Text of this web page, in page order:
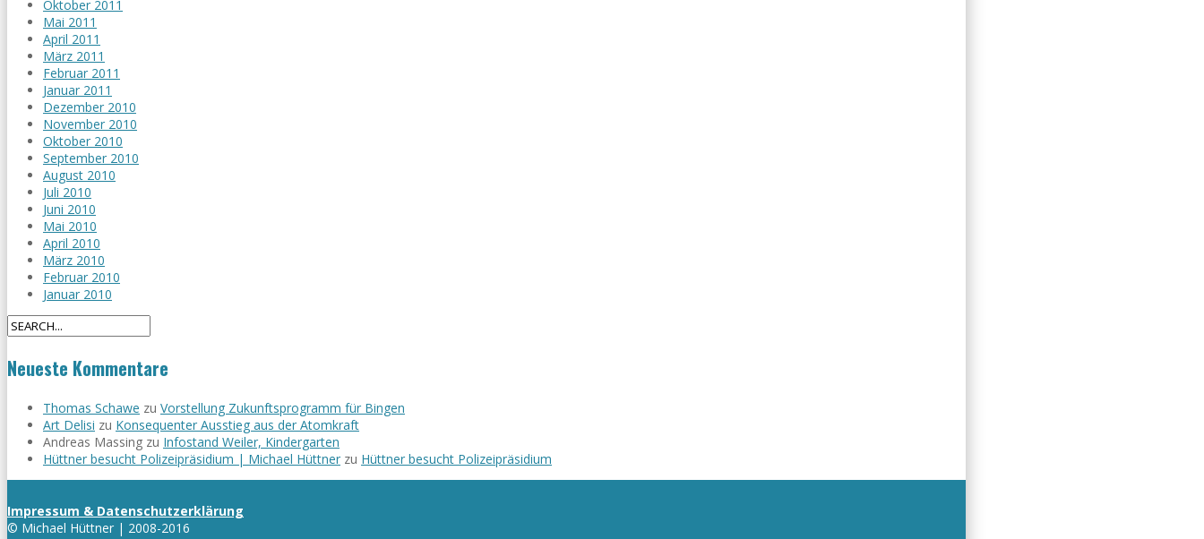
Oktober 2011
Mai 2011
April 2011
März 2011
Februar 2011
Januar 2011
Dezember 2010
November 2010
Oktober 2010
September 2010
August 2010
Juli 2010
Juni 2010
Mai 2010
April 2010
März 2010
Februar 2010
Januar 2010
Neueste Kommentare
Thomas Schawe zu Vorstellung Zukunftsprogramm für Bingen
Art Delisi zu Konsequenter Ausstieg aus der Atomkraft
Andreas Massing zu Infostand Weiler, Kindergarten
Hüttner besucht Polizeipräsidium | Michael Hüttner zu Hüttner besucht Polizeipräsidium
Impressum & Datenschutzerklärung
© Michael Hüttner | 2008-2016